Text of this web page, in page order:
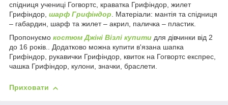
спідниця учениці Гогвортс, краватка Грифіндор, жилет
Грифіндор, шарф Грифіндор. Матеріали: мантія та спідниця
– габардин, шарф та жилет – акрил, паличка – пластик.
Пропонуємо костюм Джіні Візлі купити для дівчинки від 2
до 16 років.. Додатково можна купити в'язана шапка
Грифіндор, рукавички Грифіндор, квиток на Гогвортс експрес,
чашка Грифіндор, кулони, значки, браслети.
Приховати